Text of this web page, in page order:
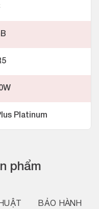
phẩm
BẢO HÀNH
Platinum